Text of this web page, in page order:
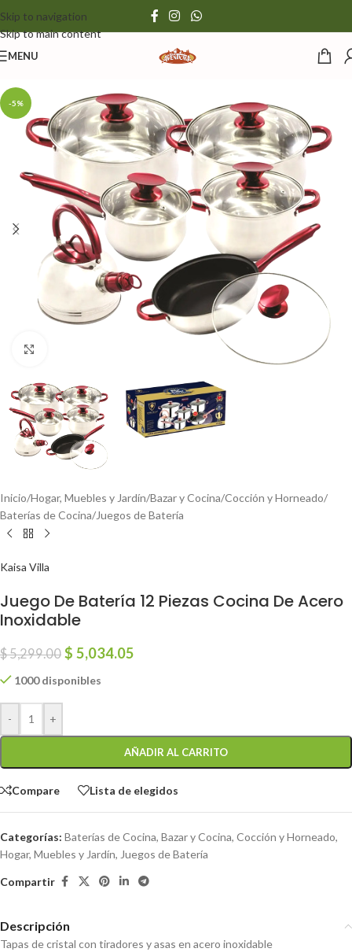
Skip to navigation
Skip to main content
MENU
-5%
Inicio/Hogar, Muebles y Jardín/Bazar y Cocina/Cocción y Horneado/
Baterías de Cocina/Juegos de Batería
Kaisa Villa
Juego De Batería 12 Piezas Cocina De Acero
Inoxidable
$5,299.00 $ 5,034.05
1000 disponibles
- +
AÑADIR AL CARRITO
Compare Lista de elegidos
Categorías: Baterías de Cocina, Bazar y Cocina, Cocción y Horneado,
Hogar, Muebles y Jardín, Juegos de Batería
Compartir
Descripción
Tapas de cristal con tiradores y asas en acero inoxidable